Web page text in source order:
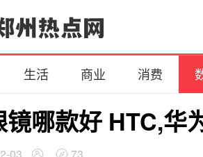
镜哪款好 HTC,华
生活 商业 消费